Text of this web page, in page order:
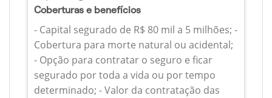
Coberturas e benefícios
- Capital segurado de R$ 80 mil a 5 milhões; -
Cobertura para morte natural ou acidental;
- Opção para contratar o seguro e ficar
segurado por toda a vida ou por tempo
determinado; - Valor da contratação das